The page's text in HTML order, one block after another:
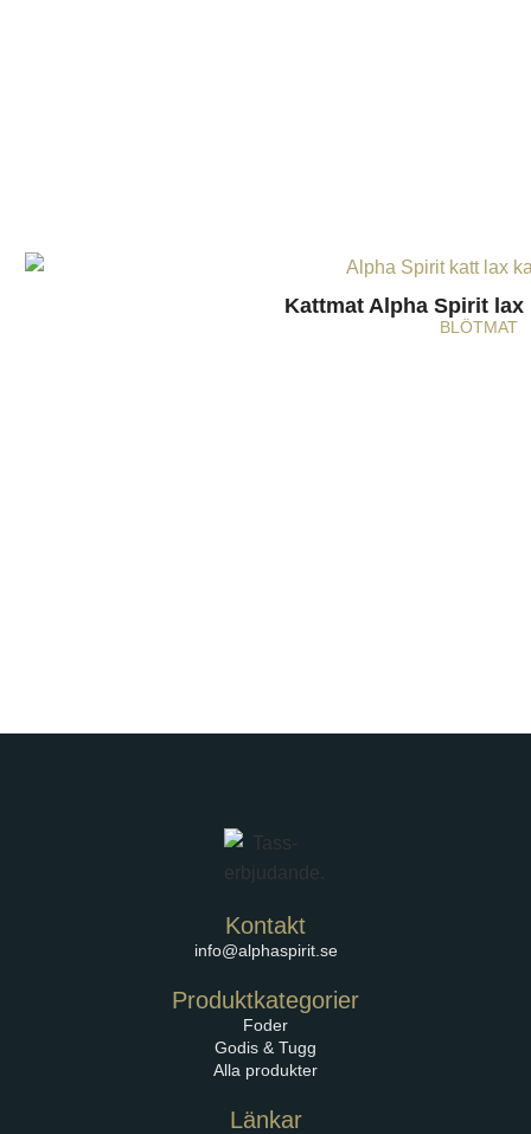
Kattmat Alpha Spirit lax
BLÖTMAT
Kontakt
info@alphaspirit.se
Produktkategorier
Foder
Godis & Tugg
Alla produkter
Länkar